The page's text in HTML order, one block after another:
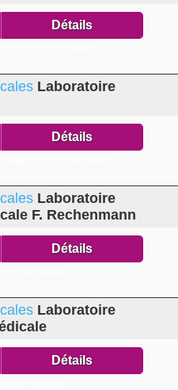
Détails
Laboratoire
Détails
Laboratoire
F. Rechenmann
Détails
Laboratoire
Détails